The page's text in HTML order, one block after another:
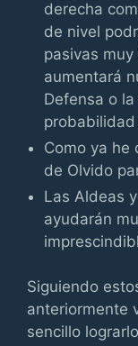
derecha
de nivel
pasivas
aumentará
Defensa o
Como ya he
de Olvido
Las Aldeas
ayudarán
Siguiendo
anteriormente
sencillo